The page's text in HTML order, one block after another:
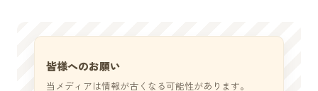
皆様へのお願い
当メディアは情報が古くなる可能性があります。